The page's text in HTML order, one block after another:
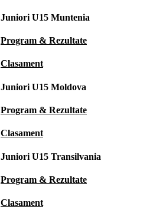
Juniori U15 Muntenia
Program & Rezultate
Clasament
Juniori U15 Moldova
Program & Rezultate
Clasament
Juniori U15 Transilvania
Program & Rezultate
Clasament